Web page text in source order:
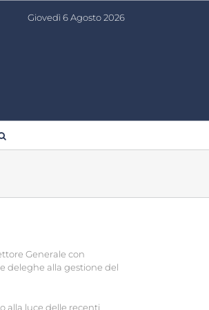
Giovedì 6 Agosto 2026
Generale con
deleghe alla gestione del
alla luce delle recenti